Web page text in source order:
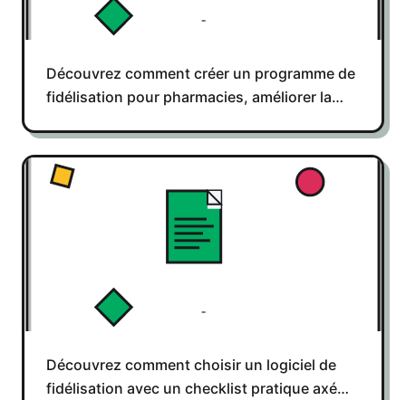
Découvrez comment créer un programme de
fidélisation pour pharmacies, améliorer la
en respectant le RGPD.
Découvrez comment choisir un logiciel de
fidélisation avec un checklist pratique axé